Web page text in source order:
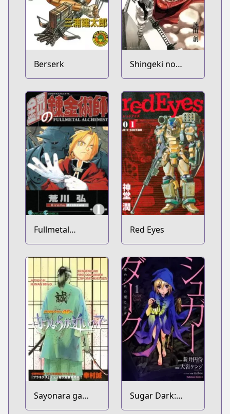
Berserk
Shingeki no
Kyojin
Fullmetal
Alchemist
Red Eyes
Sayonara ga
Chikai no de
Sugar Dark:
Umerareta Yami